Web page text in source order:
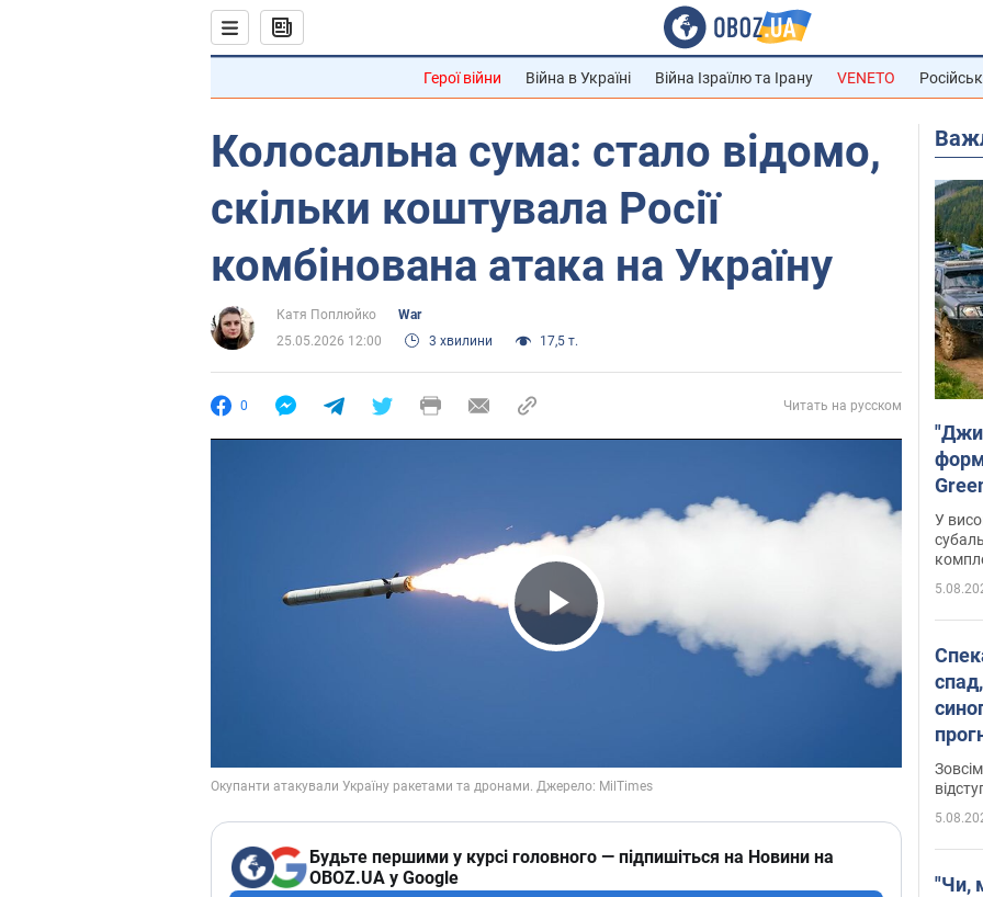
Герої війни Війна в Україні Війна Ізраїлю та Ірану VENETO
Колосальна сума: стало відомо,
скільки коштувала Росії
комбінована атака на Україну
Катя Поплюйко
War
25.05.2026 12:00
3 хвилини 17,5 т.
0 Читать на русском
Play Video
Будьте першими у курсі головного — підпишіться на Новини на
OBOZ.UA у Google
У
"Чи,